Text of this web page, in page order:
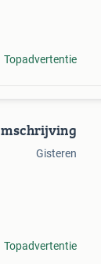
Topadvertentie
Gisteren
Topadvertentie